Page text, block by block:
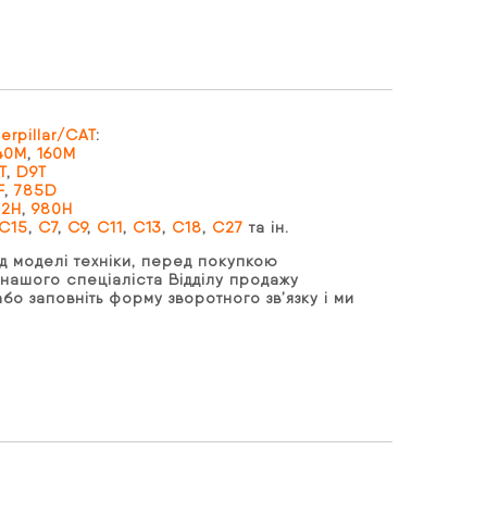
CAT:
, 160M
, D9T
, 785D
, 980H
, C7, C9, C11, C13, C18, C27 та ін.
моделі техніки, перед покупкою
спеціаліста Відділу продажу
заповніть форму зворотного зв’язку і ми